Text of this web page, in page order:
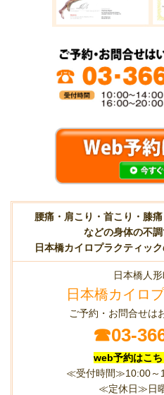
腰痛・肩こり・首こり・膝
などの身体の不調
日本橋カイロプラクティッ
日本橋人
日本橋カイロ
ご予約・お問合せは
☎03-
web予約はこ
≪受付時間≫10:00～
≪定休日≫日